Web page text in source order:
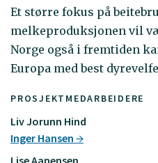
PROSJEKTMEDARBEIDERE
Liv Jorunn Hind
Inger Hansen
Lise Aanensen
Et større fokus på
melkeproduksjonen vil
Norge også i fremtiden
Europa med best